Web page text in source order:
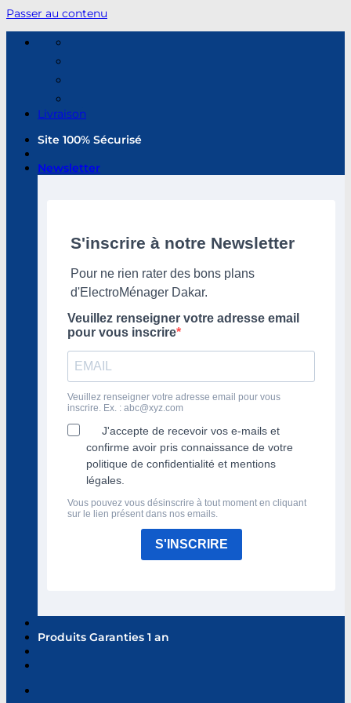
Passer au contenu
Livraison
Site 100% Sécurisé
Newsletter
S'inscrire à notre Newsletter
Pour ne rien rater des bons plans
d'ElectroMénager Dakar.
Veuillez renseigner votre adresse email
pour vous inscrire
Veuillez renseigner votre adresse email pour vous
inscrire. Ex. : abc@xyz.com
J'accepte de recevoir vos e-mails et
confirme avoir pris connaissance de votre
politique de confidentialité et mentions
légales.
Vous pouvez vous désinscrire à tout moment en cliquant
sur le lien présent dans nos emails.
S'INSCRIRE
Produits Garanties 1 an